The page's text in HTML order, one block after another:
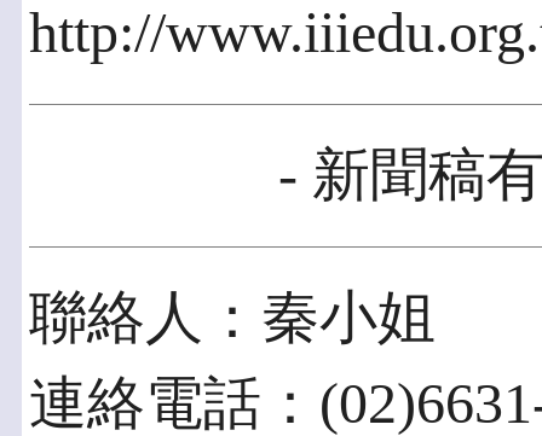
http://
- 新聞稿
聯絡人：秦小姐
連絡電話：